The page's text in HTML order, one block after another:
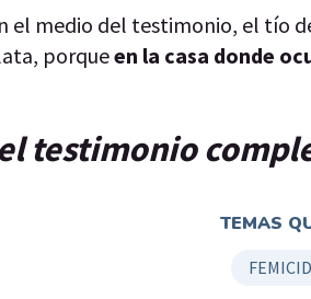
el medio del testimonio, el tío
porqueen la casa donde
testimonio
TEMAS